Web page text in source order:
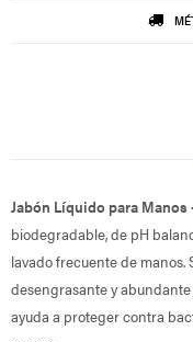
Jabón Líquido para Manos
biodegradable, de pH
lavado frecuente de manos.
desengrasante y
ayuda a proteger contra